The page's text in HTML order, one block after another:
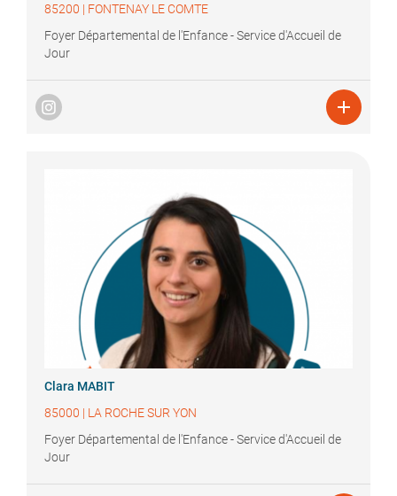
85200 | FONTENAY LE COMTE
Foyer Départemental de l'Enfance - Service d'Accueil de
Jour

Clara MABIT
85000 | LA ROCHE SUR YON
Foyer Départemental de l'Enfance - Service d'Accueil de
Jour